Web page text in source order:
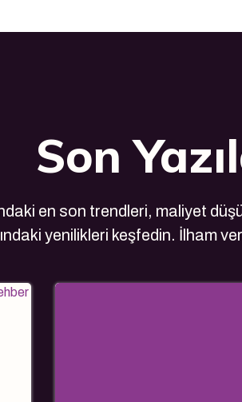
Son
en son trendleri, maliyet
yenilikleri keşfedin. İlham